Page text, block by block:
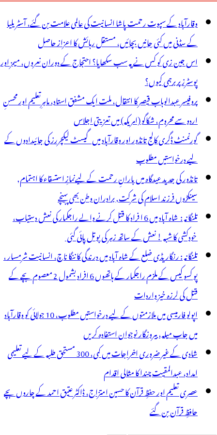
وقارآباد کے سپوت رحمت پاشا انسانیت کی عالمی علامت بن گئے، آسٹریلیا
کے سڈنی میں کئی جانیں بچائیں، مستقل رہائش کا اعزاز حاصل
اس جین زی کو کس نے یہ سب سکھایا؟ احتجاج کے دوران نعروں، میمز اور
پوسٹرز پر برہمی کیوں؟
پروفیسر عبدالوہاب قیصر کا انتقال، ملت ایک مشفق استاد، ماہرِتعلیم اور محسنِ
اردو سے محروم، شکاگو (امریکہ) میں تعزیتی اجلاس
گورنمنٹ ڈگری کالج تانڈور اور وقارآباد میں گیسٹ لیکچررز کی جائیدادوں کے
لیے درخواستیں مطلوب
تانڈور کی جدید عیدگاہ میں بارانِ رحمت کے لیےنمازِ استسقاء کا اہتمام,
سینکڑوں فرزند اسلام کی شرکت, برادران وطن بھی پہنچے
تلنگانہ : شاہ آباد میں 6 ا فراد کا قتل کرنے والے راجکمار کی نعش دستیاب،
خودکشی کا شبہ ! نعش کے ساتھ زہر کی بوتل پائی گئی
تلنگانہ : رنگاریڈی ضلع کے شاہ آباد میں درندگی کا ننگا ناچ، انسانیت شرمسار ،
پو کسو کیس کے ملزم راجکمار کے ہاتھوں 6 افراد بشمول 2 معصوم بچے کے
قتل کی لرزہ خیز واردات
اپولو فارمیسی میں ملازمتوں کے لیے درخواستیں مطلوب، 10 جولائی کو وقارآباد
میں جاب میلہ، بیروزگار نوجوان استفادہ کریں
شادی کے غیر ضروری اخراجات میں کمی، 300 مستحق طلبہ کے لیے تعلیمی
امداد، عبدالمقیت چندا کا مثالی اقدام
عصری تعلیم اور حفظِ قرآن کا حسین امتزاج، ڈاکٹر عتیق احمد کے چاروں بچے
حافظِ قرآن بن گئے